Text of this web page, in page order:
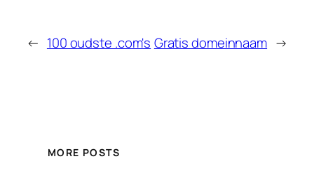
← 100 oudste .com's Gratis domeinnaam →
MORE POSTS